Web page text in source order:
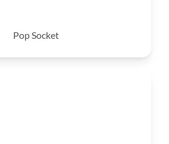
Pop Socket